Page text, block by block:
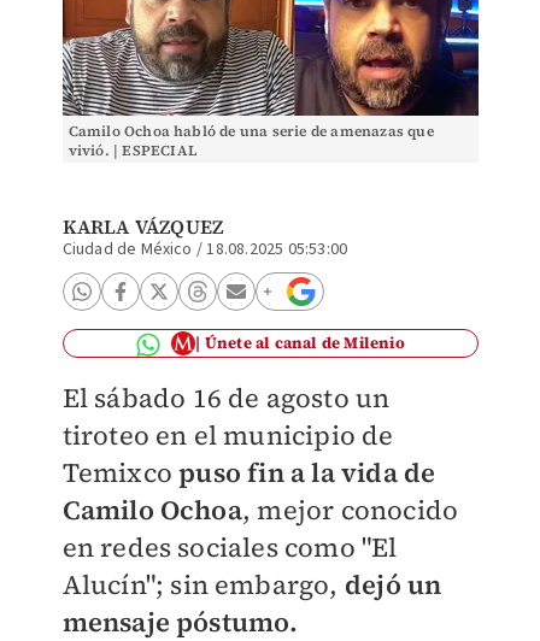
Camilo Ochoa habló de una serie de amenazas que
vivió. | ESPECIAL
KARLA VÁZQUEZ
Ciudad de México /18.08.2025 05:53:00
Únete al canal de Milenio
El sábado 16 de agosto un
tiroteo en el municipio de
Temixcopuso fin a la vida de
Camilo Ochoa, mejor conocido
en redes sociales como "El
Alucín"; sin embargo, dejó un
mensaje póstumo.